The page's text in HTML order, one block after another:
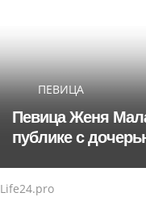
ПЕВИЦА
Певица Женя
публике с
Life24.pro